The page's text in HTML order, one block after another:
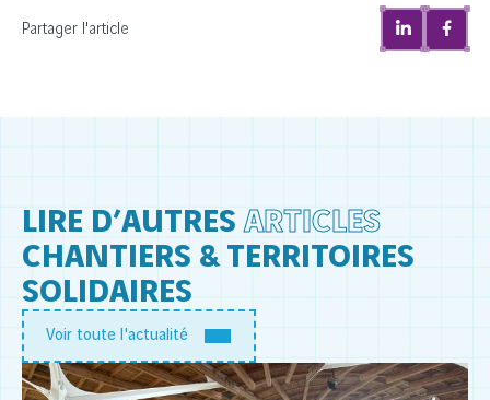
Partager l'article
LIRE D’AUTRESARTICLES
CHANTIERS & TERRITOIRES
SOLIDAIRES
Voir toute l'actualité